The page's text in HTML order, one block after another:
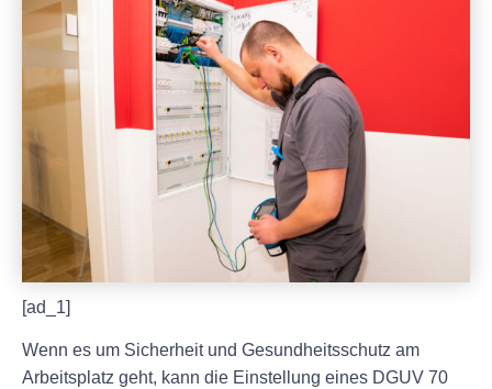
[ad_1]
Wenn es um Sicherheit und Gesundheitsschutz am
Arbeitsplatz geht, kann die Einstellung eines DGUV 70